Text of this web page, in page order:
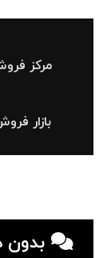
مرکز
بازار
بدون